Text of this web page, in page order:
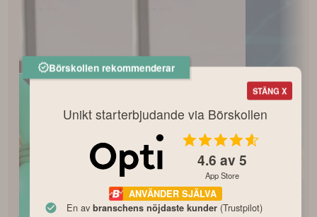
STÄNG X
Börskollen rekommenderar
Unikt starterbjudande via Börskollen
4.6 av 5
App Store
ANVÄNDER SJÄLVA
En av branschens nöjdaste kunder(Trustpilot)